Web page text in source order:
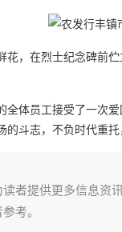
花，在烈士纪念碑前
全体员工接受了一次
斗志，不负时代重
者提供更多信息资
考。